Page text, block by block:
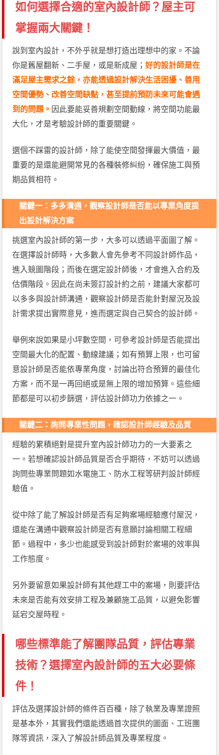
如何選擇合適的室內設計師？屋主可
掌握兩大關鍵！
說到室內設計，不外乎就是想打造出理想中的家。不論
你是舊屋翻新、二手屋，或是新成屋；好的設計師是在
滿足屋主需求之餘，亦能透過設計解決生活困擾、善用
空間優勢、改善空間缺點，甚至提前預防未來可能會遇
到的問題。 因此要能妥善規劃空間動線，將空間功能最
大化，才是考驗設計師的重要關鍵。
選個不踩雷的設計師，除了能使空間發揮最大價值，最
重要的是還能避開常見的各種裝修糾紛，確保施工與預
期品質相符。
關鍵一： 多多溝通，觀察設計師是否能以專業角度提
出設計解決方案
挑選室內設計師的第一步，大多可以透過平面圖了解。
在選擇設計師時，大多數人會先參考不同設計師作品，
進入競圖階段；而後在選定設計師後，才會進入合約及
估價階段。因此在尚未簽訂設計約之前，建議大家都可
以多多與設計師溝通，觀察設計師是否能針對屋況及設
計需求提出實際意見，進而選定與自己契合的設計師。
舉例來說如果是小坪數空間，可參考設計師是否能提出
空間最大化的配置、動線建議；如有預算上限，也可留
意設計師是否能依專業角度，討論出符合預算的最佳化
方案，而不是一再回絕或是無上限的增加預算。這些細
節都是可以初步篩選，評估設計師功力依據之一。
關鍵二：詢問專業性問題，確認設計師經驗及品質
經驗的累積絕對是提升室內設計師功力的一大要素之
一。若想確認設計師品質是否合乎期待，不妨可以透過
詢問些專業問題如水電施工、防水工程等研判設計師經
驗值。
從中除了能了解設計師是否有足夠案場經驗應付屋況，
還能在溝通中觀察設計師是否有意願討論相關工程細
節。過程中，多少也能感受到設計師對於案場的效率與
工作態度。
另外要留意如果設計師有其他趕工中的案場，則要評估
未來是否能有效安排工程及兼顧施工品質，以避免影響
延宕交屋時程。
哪些標準能了解團隊品質，評估專業
技術？選擇室內設計師的五大必要條
件！
評估及選擇設計師的條件百百種，除了執業及專業證照
是基本外，其實我們還能透過首次提供的圖面、工班團
隊等資訊，深入了解設計師品質及專業程度。